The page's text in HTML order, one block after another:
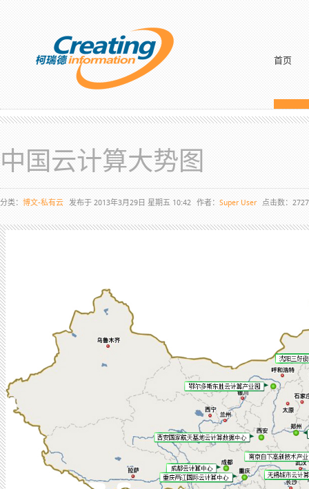
首页
中国云计算大势图
分类： 博文-私有云 发布于 2013年3月29日 星期五 10:42 作者： Super User 点击数：